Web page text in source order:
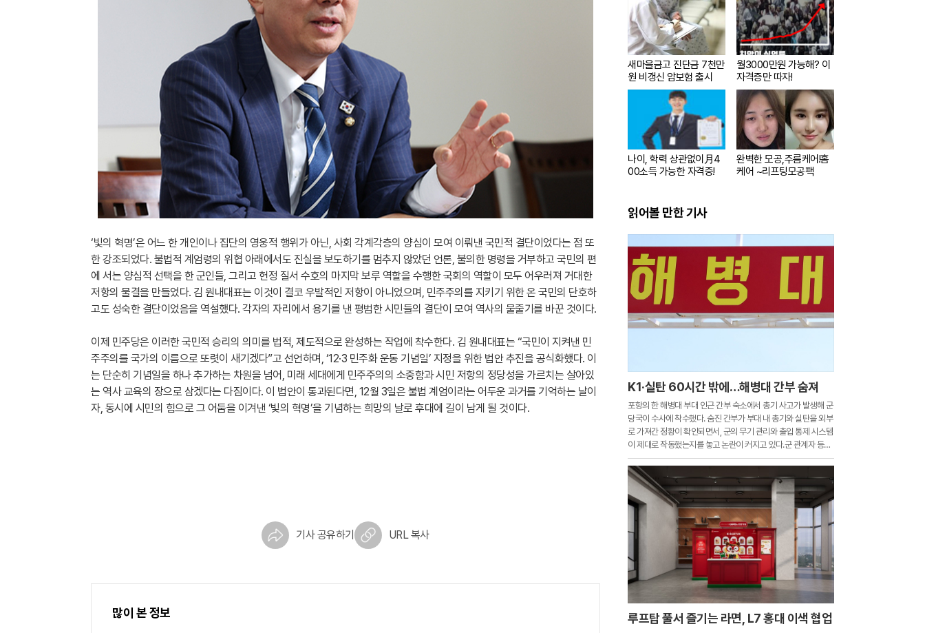
‘빛의 혁명’은 어느 한 개인이나 집단의 영웅적 행위가 아닌, 사회 각계각층의 양심이 모여 이뤄낸 국민적 결단이었다는 점 또
한 강조되었다. 불법적 계엄령의 위협 아래에서도 진실을 보도하기를 멈추지 않았던 언론, 불의한 명령을 거부하고 국민의 편
에 서는 양심적 선택을 한 군인들, 그리고 헌정 질서 수호의 마지막 보루 역할을 수행한 국회의 역할이 모두 어우러져 거대한
저항의 물결을 만들었다. 김 원내대표는 이것이 결코 우발적인 저항이 아니었으며, 민주주의를 지키기 위한 온 국민의 단호하
고도 성숙한 결단이었음을 역설했다. 각자의 자리에서 용기를 낸 평범한 시민들의 결단이 모여 역사의 물줄기를 바꾼 것이다.
이제 민주당은 이러한 국민적 승리의 의미를 법적, 제도적으로 완성하는 작업에 착수한다. 김 원내대표는 “국민이 지켜낸 민
주주의를 국가의 이름으로 또렷이 새기겠다”고 선언하며, ‘12·3 민주화 운동 기념일’ 지정을 위한 법안 추진을 공식화했다. 이
는 단순히 기념일을 하나 추가하는 차원을 넘어, 미래 세대에게 민주주의의 소중함과 시민 저항의 정당성을 가르치는 살아있
는 역사 교육의 장으로 삼겠다는 다짐이다. 이 법안이 통과된다면, 12월 3일은 불법 계엄이라는 어두운 과거를 기억하는 날이
자, 동시에 시민의 힘으로 그 어둠을 이겨낸 ‘빛의 혁명’을 기념하는 희망의 날로 후대에 길이 남게 될 것이다.
기사 공유하기 URL 복사
많이 본 정보
새마을금고 진단금 7천만
원 비갱신 암보험 출시
월3000만원 가능해? 이
자격증만 따자!
나이, 학력 상관없이月4
00소득 가능한 자격증!
완벽한 모공,주름케어!홈
케어 ~리프팅모공팩
읽어볼 만한 기사
K1·실탄 60시간 밖에…해병대 간부 숨져
포항의 한 해병대 부대 인근 간부 숙소에서 총기 사고가 발생해 군
당국이 수사에 착수했다. 숨진 간부가 부대 내 총기와 실탄을 외부
로 가져간 정황이 확인되면서, 군의 무기 관리와 출입 통제 시스템
이 제대로 작동했는지를 놓고 논란이 커지고 있다.군 관계자 등에
따르면 3일 오전 10시쯤 경북 포항에 있는 해병대 1사단 예하
루프탑 풀서 즐기는 라면, L7 홍대 이색 협업